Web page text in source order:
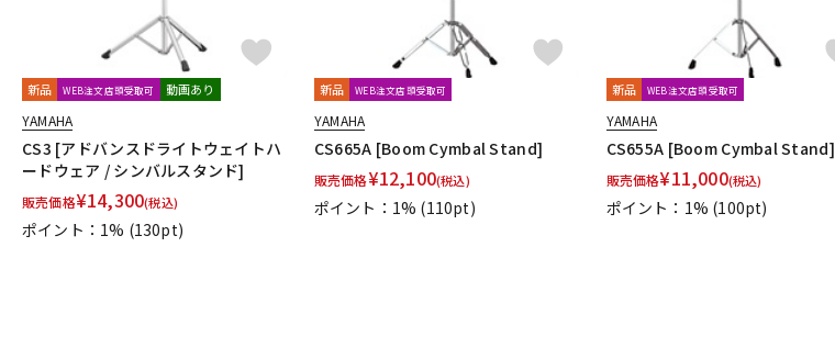
新品 WEB注文店頭受取可 動画あり
YAMAHA
CS3 [アドバンスドライトウェイトハ
ードウェア / シンバルスタンド]
販売価格¥14,300(税込)
ポイント：1% (130pt)
新品 WEB注文店頭受取可
YAMAHA
CS665A [Boom Cymbal Stand]
販売価格¥12,100(税込)
ポイント：1% (110pt)
新品 WEB注文店頭受取可
YAMAHA
CS655A [Boom Cymbal Stand]
販売価格¥11,000(税込)
ポイント：1% (100pt)